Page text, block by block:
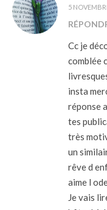
5
Cc je
comblée
insta
réponse
tes
très
un
rêve d
aime l
Je vais